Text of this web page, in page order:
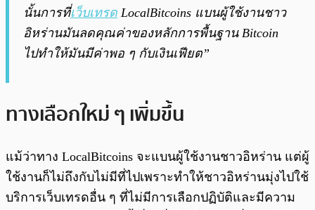
นั้นการที่เว็บเทรด LocalBitcoins แบนผู้ใช้งานชาว
อิหร่านมันลดคุณค่าของหลักการพื้นฐาน Bitcoin
ไปทำให้มันมีค่าพอ ๆ กับเงินเฟียต”
ทางเลือกใหม่ ๆ เพิ่มขึ้น
แม้ว่าทาง LocalBitcoins จะแบนผู้ใช้งานชาวอิหร่าน แต่ผู้
ใช้งานก็ไม่ถึงกับไม่มีที่ไปเพราะทำให้ชาวอิหร่านมุ่งไปใช้
บริการเว็บเทรดอื่น ๆ ที่ไม่มีการเลือกปฏิบัติและมีความ